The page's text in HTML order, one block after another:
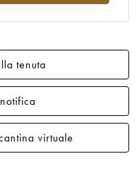
1953
1952
1948
1947
1942
tenuta
virtuale